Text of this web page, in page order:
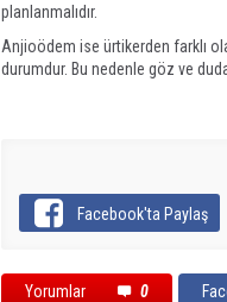
planlanmalıdır.
Anjioödem ise ürtikerden farklı
durumdur. Bu nedenle göz ve
Facebook'ta Paylaş
Yorumlar 0